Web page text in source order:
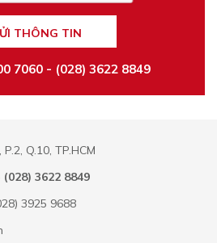
THÔNG TIN
7060 - (028) 3622 8849
Q.10, TP.HCM
(028) 3622 8849
3925 9688